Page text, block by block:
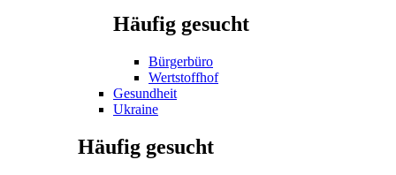
Häufig gesucht
Bürgerbüro
Wertstoffhof
Gesundheit
Ukraine
Häufig gesucht